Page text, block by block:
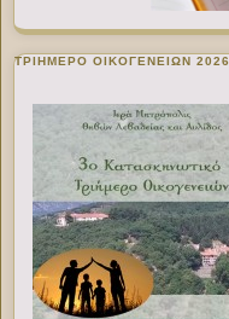
ΤΡΙΗΜΕΡΟ ΟΙΚΟΓΕΝΕΙΩΝ 2026